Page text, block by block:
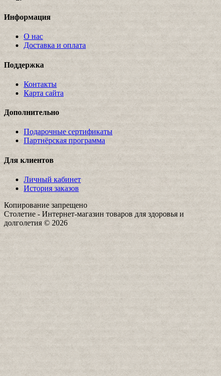
Информация
О нас
Доставка и оплата
Поддержка
Контакты
Карта сайта
Дополнительно
Подарочные сертификаты
Партнёрская программа
Для клиентов
Личный кабинет
История заказов
Копирование запрещено
Столетие - Интернет-магазин товаров для здоровья и
долголетия © 2026